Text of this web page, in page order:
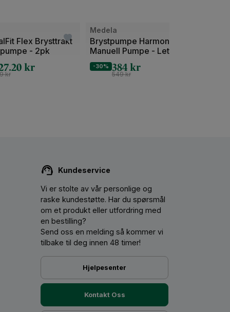
Flex Brysttrakt
- 2pk
kr
kr
Bilde
av
Medela
Brystpumpe Harmony ™ -
Manuell Pumpe - Lett og
Enkel
-30% 384kr
549kr
Kundeservice
Vi er stolte av vår personlige og
raske kundestøtte. Har du spørsmål
om et produkt eller utfordring med
en bestilling?
Send oss ​​en melding så kommer vi
tilbake til deg innen 48 timer!
Hjelpesenter
Kontakt Oss